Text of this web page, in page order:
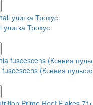
Трохус
fuscescens (Ксения